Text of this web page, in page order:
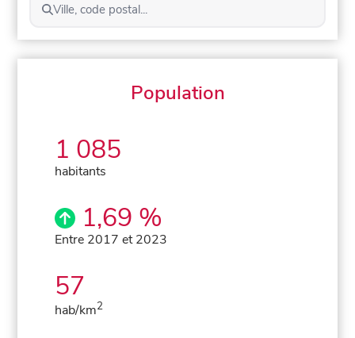
Ville, code postal...
Population
1 085
habitants
1,69 %
Entre 2017 et 2023
57
hab/km2